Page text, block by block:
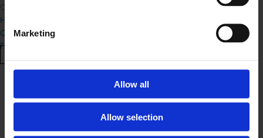
Marketing
Allow all
Allow selection
CVR Nr: 41292903
Handelsbetingelser
Cookiepolitik
FAQ
Book et designmøde
Vurder materialer og greb nærmere sammen med en af vores
køkkenarkitekter. Her kan I også blive klogere på processen og få
vejledning om den videre planlægning af jeres drømmekøkken.